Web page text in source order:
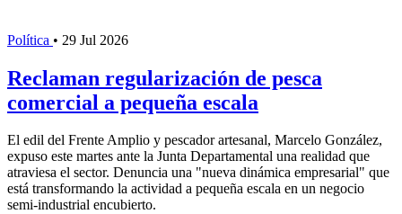
Política • 29 Jul 2026
Reclaman regularización de pesca
comercial a pequeña escala
El edil del Frente Amplio y pescador artesanal, Marcelo González,
expuso este martes ante la Junta Departamental una realidad que
atraviesa el sector. Denuncia una "nueva dinámica empresarial" que
está transformando la actividad a pequeña escala en un negocio
semi-industrial encubierto.